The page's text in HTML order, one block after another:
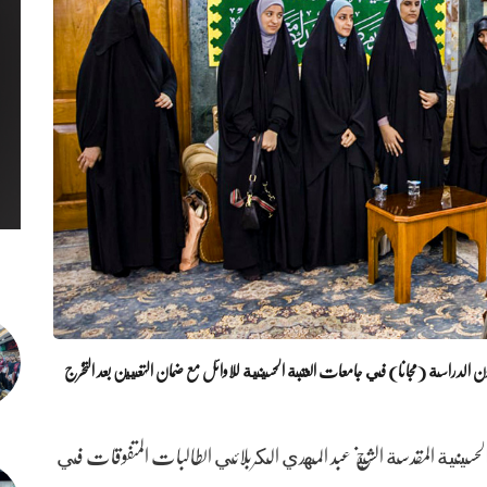
(مجانا) في جامعات العتبة الحسينية للاوائل مع ضمان التعيين بعد التخرج
المقدسة الشيخ عبد المهدي الكربلائي الطالبات المتفوقات في